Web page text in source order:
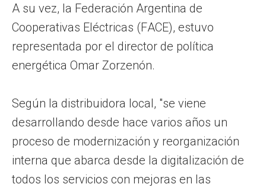
A su vez, la Federación Argentina de
Cooperativas Eléctricas (FACE), estuvo
representada por el director de política
energética Omar Zorzenón.
Según la distribuidora local, "se viene
desarrollando desde hace varios años un
proceso de modernización y reorganización
interna que abarca desde la digitalización de
todos los servicios con mejoras en las